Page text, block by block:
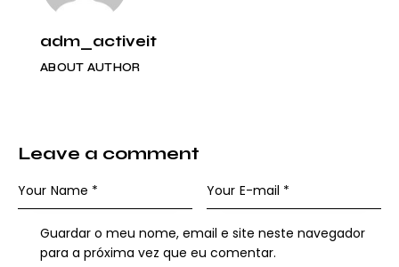
adm_activeit
ABOUT AUTHOR
Leave a comment
Guardar o meu nome, email e site neste navegador
para a próxima vez que eu comentar.